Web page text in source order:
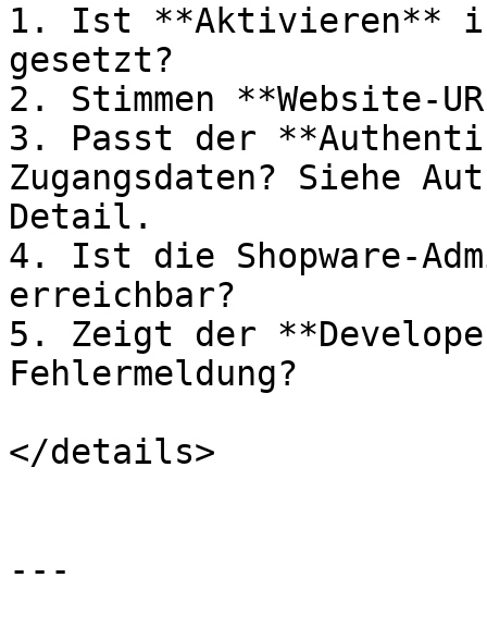
1. Ist **Aktivieren**
gesetzt?
2. Stimmen **Website-
3. Passt der
Zugangsdaten? Siehe
Detail.
4. Ist die Shopware-
erreichbar?
5. Zeigt der
Fehlermeldung?
</details>
---